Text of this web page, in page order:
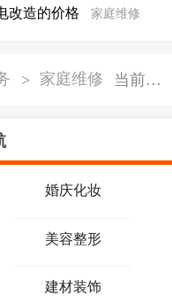
改造的价格 家庭维修
> 家庭维修 当前分类：
婚庆化妆
美容整形
建材装饰